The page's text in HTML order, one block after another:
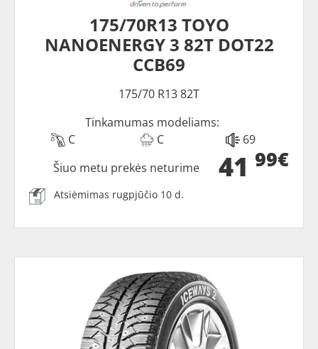
175/70R13 TOYO
NANOENERGY 3 82T DOT22
CCB69
175/70 R13 82T
Tinkamumas modeliams:
C
C 69
41 99€
Šiuo metu prekės neturime
Atsiėmimas rugpjūčio 10 d.